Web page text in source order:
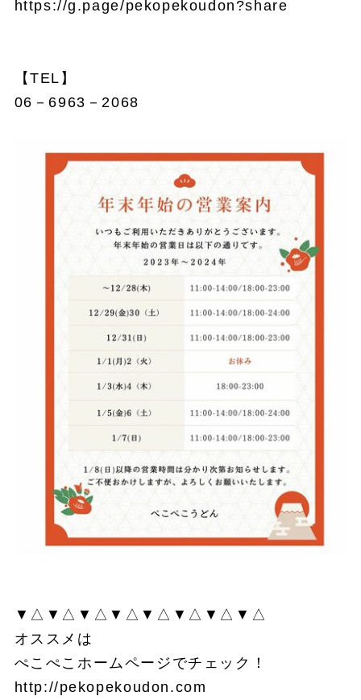
https://g.page/pekopekoudon?share
【TEL】
06－6963－2068
▼△▼△▼△▼△▼△▼△▼△▼△
オススメは
ぺこぺこホームページでチェック！
http://pekopekoudon.com